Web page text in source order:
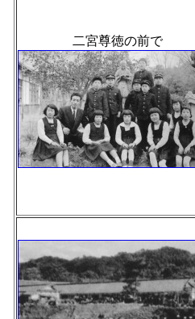
二宮尊徳の前で